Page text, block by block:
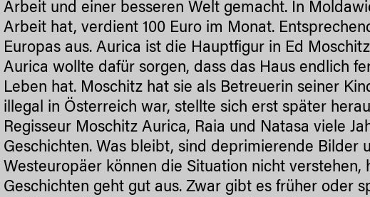
Arbeit und einer besseren Welt gemacht. In
Arbeit hat, verdient 100 Euro im Monat.
Europas aus. Aurica ist die Hauptfigur in Ed
Aurica wollte dafür sorgen, dass das Haus endlich
Leben hat. Moschitz hat sie als Betreuerin seiner
illegal in Österreich war, stellte sich erst später
Regisseur Moschitz Aurica, Raia und Natasa viele
Geschichten. Was bleibt, sind deprimierende Bilder
Westeuropäer können die Situation nicht verstehen,
Geschichten geht gut aus. Zwar gibt es früher oder